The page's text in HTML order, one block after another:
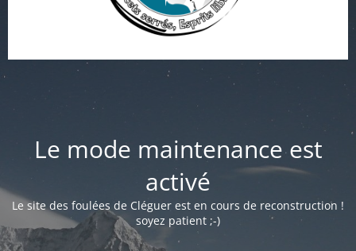
Le mode maintenance est
activé
Le site des foulées de Cléguer est en cours de reconstruction !
soyez patient ;-)